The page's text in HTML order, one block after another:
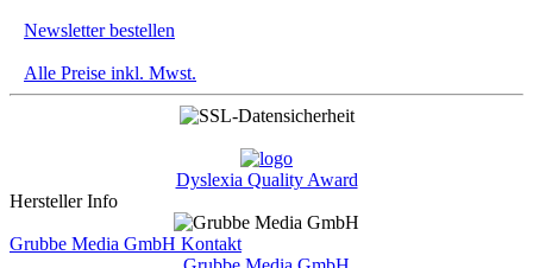
Newsletter bestellen
Alle Preise inkl. Mwst.
Dyslexia Quality Award
Hersteller Info
Grubbe Media GmbH Kontakt